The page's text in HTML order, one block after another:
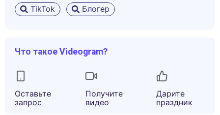
TikTok Блогер
Что такое Videogram?
Оставьте
запрос
Получите
видео
Дарите
праздник